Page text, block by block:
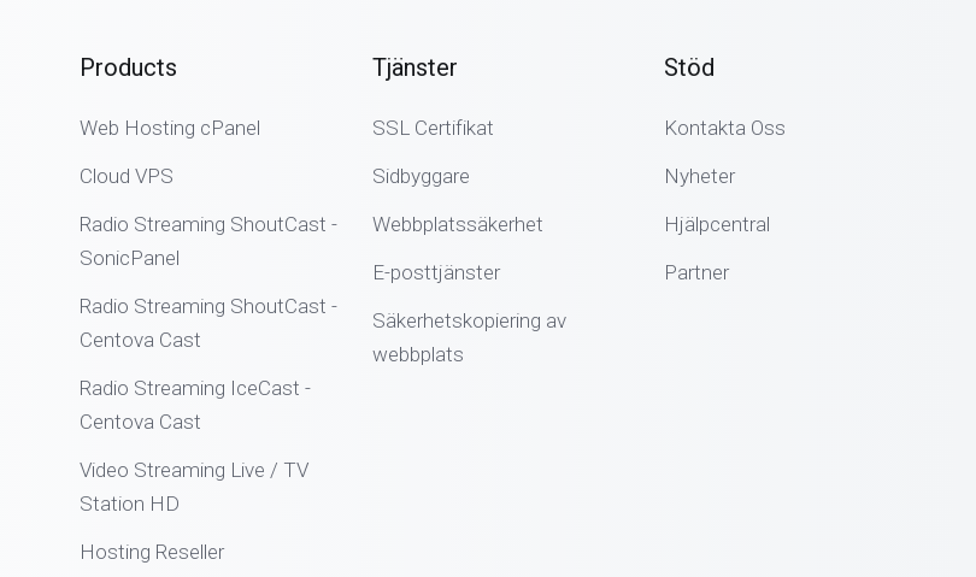
Products
Web Hosting cPanel
Cloud VPS
Radio Streaming ShoutCast -
SonicPanel
Radio Streaming ShoutCast -
Centova Cast
Radio Streaming IceCast -
Centova Cast
Video Streaming Live / TV
Station HD
Hosting Reseller
Tjänster
SSL Certifikat
Sidbyggare
Webbplatssäkerhet
E-posttjänster
Säkerhetskopiering av
webbplats
Stöd
Kontakta Oss
Nyheter
Hjälpcentral
Partner